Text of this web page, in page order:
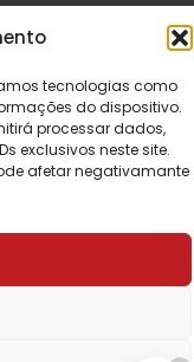
tecnologias como
do dispositivo.
processar dados,
exclusivos neste site.
afetar negativamante
Todos os